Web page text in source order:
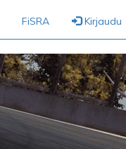
FiSRA Kirjaudu